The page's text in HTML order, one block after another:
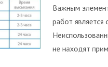
Важным
работ
не находят